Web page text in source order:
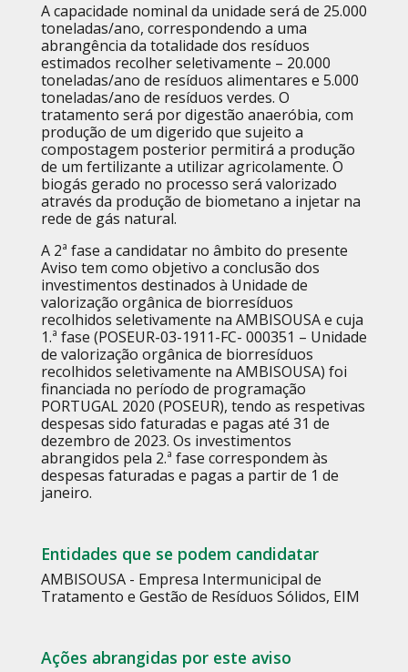
A capacidade nominal da unidade será de 25.000
toneladas/ano, correspondendo a uma
abrangência da totalidade dos resíduos
estimados recolher seletivamente – 20.000
toneladas/ano de resíduos alimentares e 5.000
toneladas/ano de resíduos verdes. O
tratamento será por digestão anaeróbia, com
produção de um digerido que sujeito a
compostagem posterior permitirá a produção
de um fertilizante a utilizar agricolamente. O
biogás gerado no processo será valorizado
através da produção de biometano a injetar na
rede de gás natural.
A 2ª fase a candidatar no âmbito do presente
Aviso tem como objetivo a conclusão dos
investimentos destinados à Unidade de
valorização orgânica de biorresíduos
recolhidos seletivamente na AMBISOUSA e cuja
1.ª fase (POSEUR-03-1911-FC- 000351 – Unidade
de valorização orgânica de biorresíduos
recolhidos seletivamente na AMBISOUSA) foi
financiada no período de programação
PORTUGAL 2020 (POSEUR), tendo as respetivas
despesas sido faturadas e pagas até 31 de
dezembro de 2023. Os investimentos
abrangidos pela 2.ª fase correspondem às
despesas faturadas e pagas a partir de 1 de
janeiro.
Entidades que se podem candidatar
AMBISOUSA - Empresa Intermunicipal de
Tratamento e Gestão de Resíduos Sólidos, EIM
Ações abrangidas por este aviso